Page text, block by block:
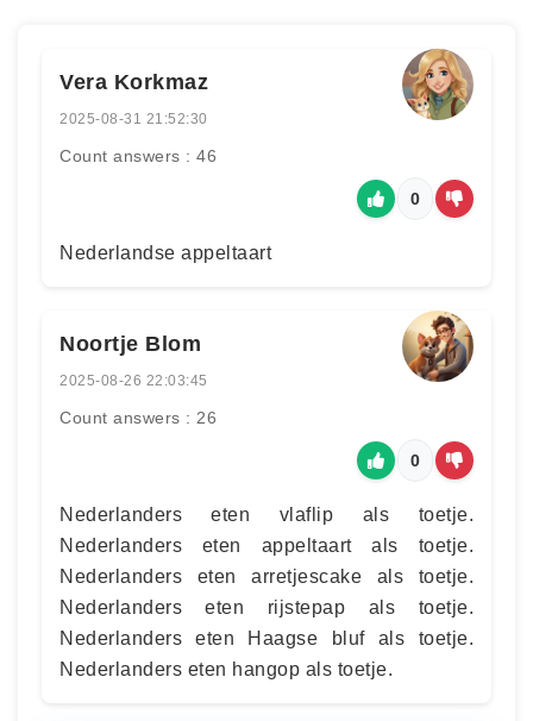
Vera Korkmaz
2025-08-31 21:52:30
Count answers : 46
0
Nederlandse appeltaart
Noortje Blom
2025-08-26 22:03:45
Count answers : 26
0
Nederlanders eten vlaflip als toetje.
Nederlanders eten appeltaart als toetje.
Nederlanders eten arretjescake als toetje.
Nederlanders eten rijstepap als toetje.
Nederlanders eten Haagse bluf als toetje.
Nederlanders eten hangop als toetje.